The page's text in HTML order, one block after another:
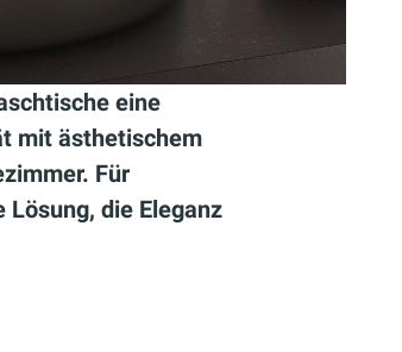
eine
mit ästhetischem
Für
die Eleganz